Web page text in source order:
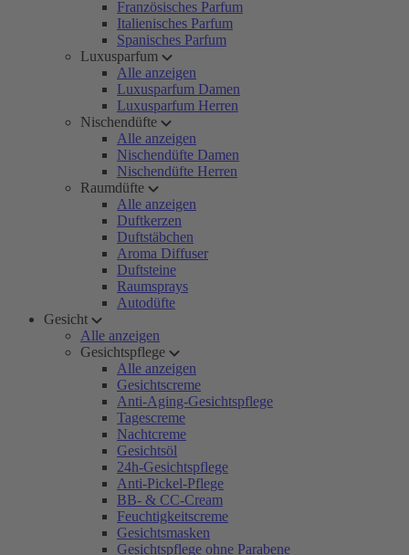
Französisches Parfum
Italienisches Parfum
Spanisches Parfum
Luxusparfum
Alle anzeigen
Luxusparfum Damen
Luxusparfum Herren
Nischendüfte
Alle anzeigen
Nischendüfte Damen
Nischendüfte Herren
Raumdüfte
Alle anzeigen
Duftkerzen
Duftstäbchen
Aroma Diffuser
Duftsteine
Raumsprays
Autodüfte
Gesicht
Alle anzeigen
Gesichtspflege
Alle anzeigen
Gesichtscreme
Anti-Aging-Gesichtspflege
Tagescreme
Nachtcreme
Gesichtsöl
24h-Gesichtspflege
Anti-Pickel-Pflege
BB- & CC-Cream
Feuchtigkeitscreme
Gesichtsmasken
Gesichtspflege ohne Parabene